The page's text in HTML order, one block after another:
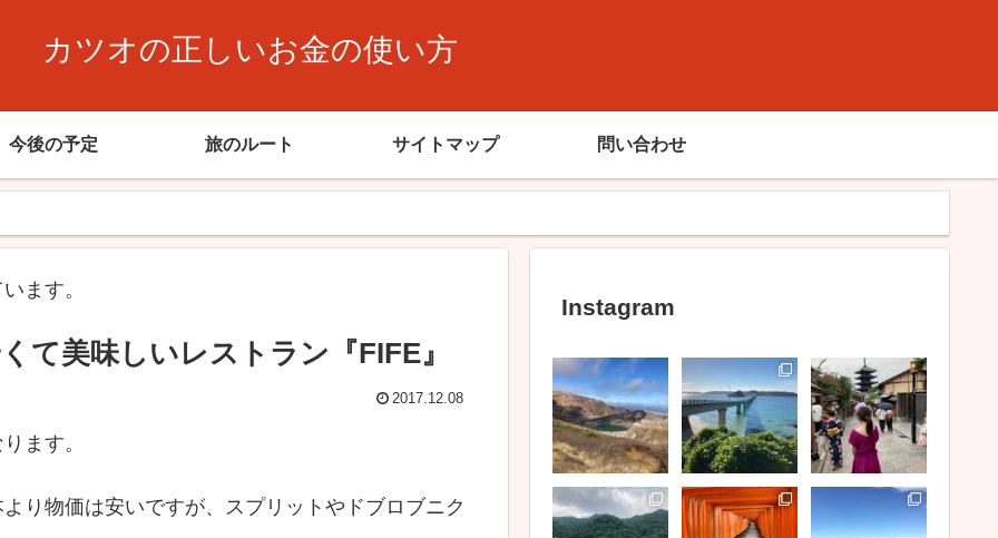
カツオの正しいお金の使い方
今後の予定 旅のルート サイトマップ 問い合わせ
ます。
て美味しいレストラン『FIFE』
2017.12.08
ます。
り物価は安いですが、スプリットやドブロブニク
Instagram